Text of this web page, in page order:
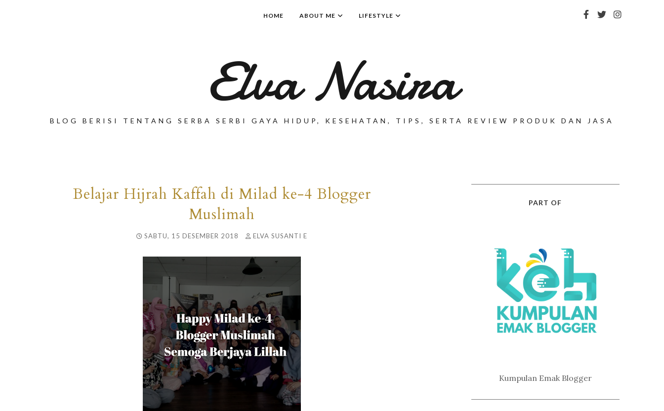
HOME ABOUT ME LIFESTYLE
Elva Nasira
BLOG BERISI TENTANG SERBA SERBI GAYA HIDUP, KESEHATAN, TIPS, SERTA REVIEW PRODUK DAN JASA
Belajar Hijrah Kaffah di Milad ke-4 Blogger
Muslimah
SABTU, 15 DESEMBER 2018 ELVA SUSANTI E
PART OF
Kumpulan Emak Blogger